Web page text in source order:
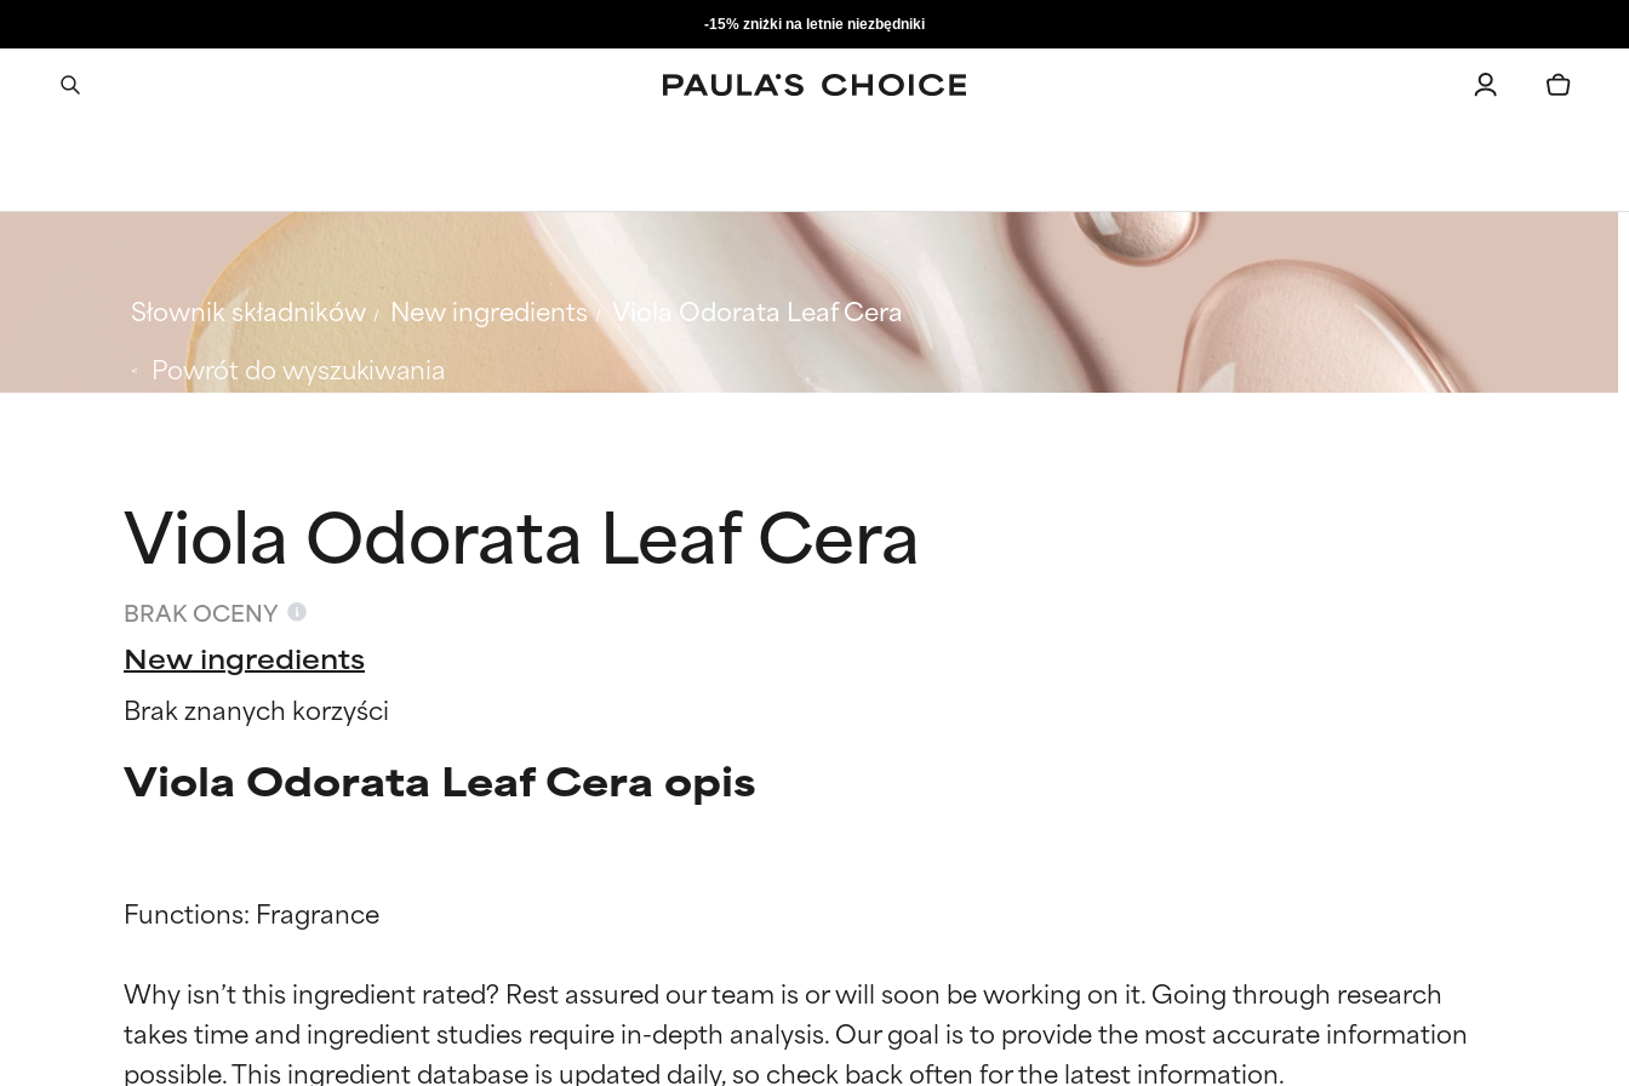
-15% zniżki na letnie niezbędniki
Słownik składników New ingredients
Viola Odorata Leaf Cera
Powrót do wyszukiwania
Viola Odorata Leaf Cera
BRAK OCENY
New ingredients
Brak znanych korzyści
Viola Odorata Leaf Cera opis
Functions: Fragrance
Why isn’t this ingredient rated? Rest assured our team is or will soon be working on it. Going through research
takes time and ingredient studies require in-depth analysis. Our goal is to provide the most accurate information
Oceny składników
BEST
Oceny składników
BEST